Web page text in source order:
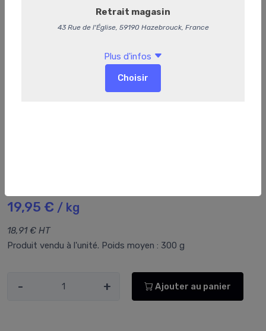
19,95 € / kg
18,91 € HT
Produit vendu à l'unité. Poids moyen : 300 g
- + Ajouter au panier